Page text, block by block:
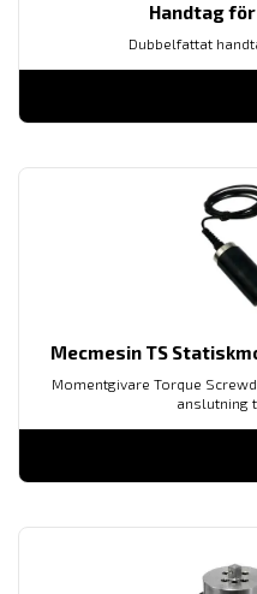
Handtag för
Dubbelfattat
Mecmesin TS
Momentgivare Torque
anslutning